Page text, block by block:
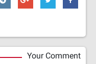
Your Comment